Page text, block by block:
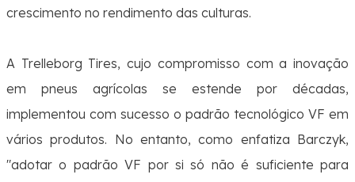
crescimento no rendimento das culturas.
A Trelleborg Tires, cujo compromisso com a inovação
em pneus agrícolas se estende por décadas,
implementou com sucesso o padrão tecnológico VF em
vários produtos. No entanto, como enfatiza Barczyk,
"adotar o padrão VF por si só não é suficiente para